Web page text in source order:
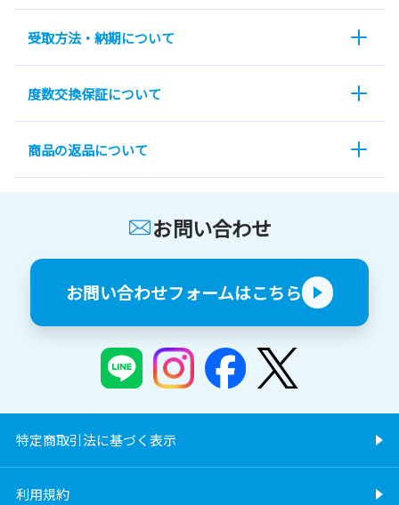
受取方法・納期について
度数交換保証について
商品の返品について
お問い合わせ
お問い合わせフォームはこちら
特定商取引法に基づく表示
利用規約